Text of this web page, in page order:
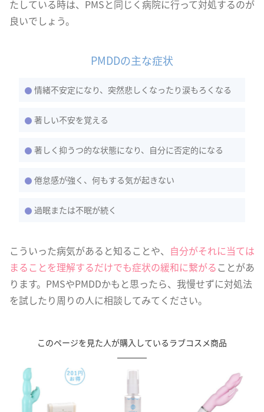
たしている時は、PMSと同じく病院に行って対処するのが
良いでしょう。
PMDDの主な症状
情緒不安定になり、突然悲しくなったり涙もろくなる
著しい不安を覚える
著しく抑うつ的な状態になり、自分に否定的になる
倦怠感が強く、何もする気が起きない
過眠または不眠が続く
こういった病気があると知ることや、 自分がそれに当ては
まることを理解するだけでも症状の緩和に繋がることがあ
ります。PMSやPMDDかもと思ったら、我慢せずに対処法
を試したり周りの人に相談してみてください。
このページを見た人が購入しているラブコスメ商品